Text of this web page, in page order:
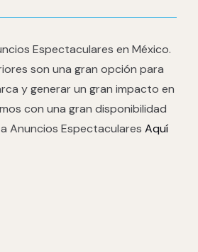
Espectaculares en México.
son una gran opción para
y generar un gran impacto en
con una gran disponibilidad
Anuncios Espectaculares Aquí